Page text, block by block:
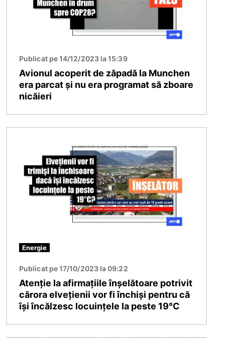
Publicat pe 14/12/2023 la 15:39
Avionul acoperit de zăpadă la Munchen
era parcat și nu era programat să zboare
nicăieri
Energie
Publicat pe 17/10/2023 la 09:22
Atenție la afirmațiile înșelătoare potrivit
cărora elvețienii vor fi închiși pentru că
își încălzesc locuințele la peste 19°C